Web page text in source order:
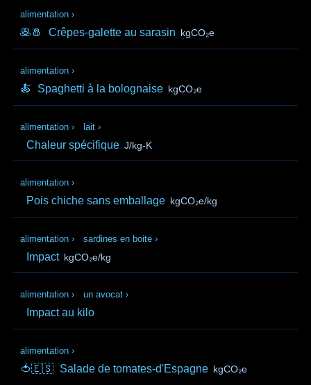
alimentation ›
🥞🧂 Crêpes-galette au sarasin kgCO₂e
alimentation ›
🍝 Spaghetti à la bolognaise kgCO₂e
alimentation › lait ›
Chaleur spécifique J/kg-K
alimentation ›
Pois chiche sans emballage kgCO₂e/kg
alimentation › sardines en boite ›
Impact kgCO₂e/kg
alimentation › un avocat ›
Impact au kilo
alimentation ›
🍅🇪🇸 Salade de tomates-d'Espagne kgCO₂e